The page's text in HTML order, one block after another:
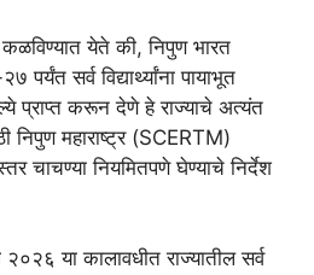
कळविण्यात येते की, निपुण भारत
सर्व विद्यार्थ्यांना पायाभूत
प्राप्त करून देणे हे राज्याचे अत्यंत
निपुण महाराष्ट्र (SCERTM)
चाचण्या नियमितपणे घेण्याचे निर्देश
या कालावधीत राज्यातील सर्व